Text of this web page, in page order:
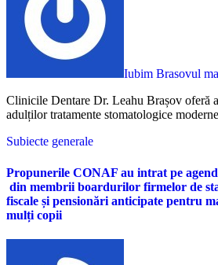
Iubim Brasovul
Clinicile Dentare Dr. Leahu Brașov oferă atât copiilor, cât și
adulților tratamente stomatologice
Subiecte generale
Propunerile CONAF au intrat pe
din membrii boardurilor firmelor de
fiscale și pensionări anticipate pentru
mulți copii